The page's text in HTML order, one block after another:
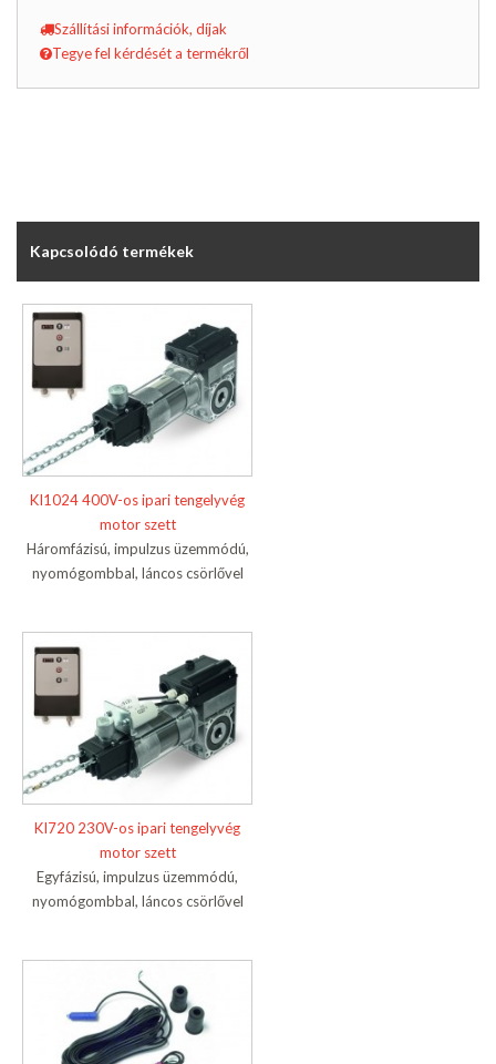
Szállítási információk, díjak
Tegye fel kérdését a termékről
Kapcsolódó termékek
KI1024 400V-os ipari tengelyvég
motor szett
Háromfázisú, impulzus üzemmódú,
nyomógombbal, láncos csörlővel
KI720 230V-os ipari tengelyvég
motor szett
Egyfázisú, impulzus üzemmódú,
nyomógombbal, láncos csörlővel